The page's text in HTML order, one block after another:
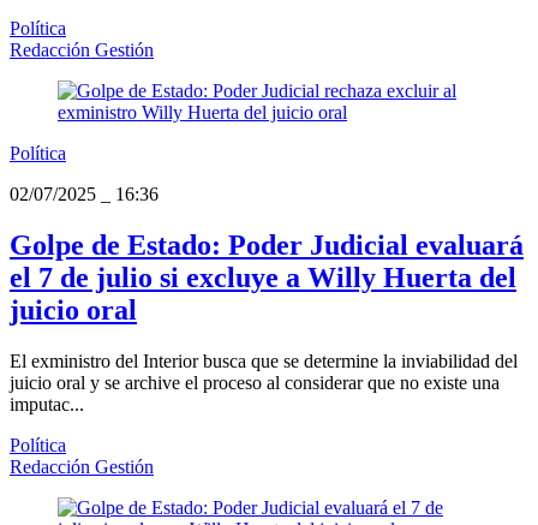
Política
Redacción Gestión
Política
02/07/2025
16:36
Golpe de Estado: Poder Judicial evaluará
el 7 de julio si excluye a Willy Huerta del
juicio oral
El exministro del Interior busca que se determine la inviabilidad del
juicio oral y se archive el proceso al considerar que no existe una
imputac...
Política
Redacción Gestión